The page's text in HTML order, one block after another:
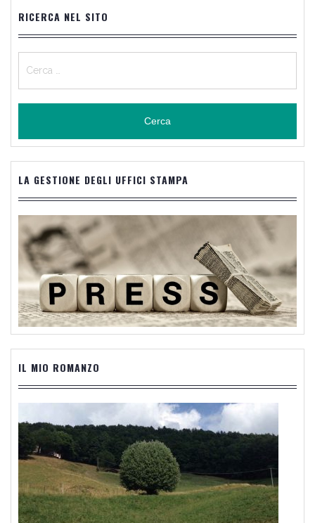
RICERCA NEL SITO
per:
LA GESTIONE DEGLI UFFICI STAMPA
IL MIO ROMANZO